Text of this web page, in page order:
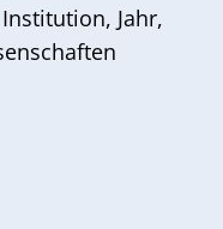
Institution, Jahr,